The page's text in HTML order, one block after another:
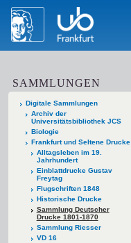
SAMMLUNGEN
Digitale Sammlungen
Archiv der
Universitätsbibliothek JCS
Biologie
Frankfurt und Seltene Drucke
Alltagsleben im 19.
Jahrhundert
Einblattdrucke Gustav
Freytag
Flugschriften 1848
Historische Drucke
Sammlung Deutscher
Drucke 1801-1870
Sammlung Riesser
VD 16